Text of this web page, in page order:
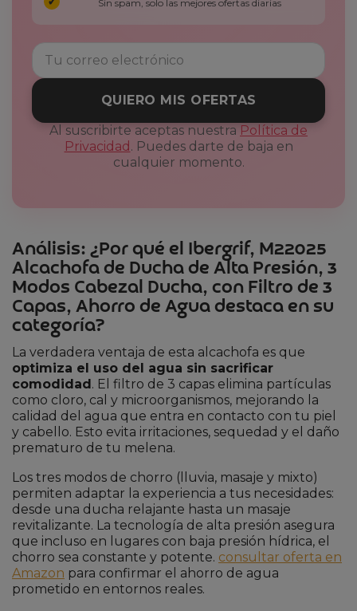
Sin spam, solo las mejores ofertas diarias
QUIERO MIS OFERTAS
Al suscribirte aceptas nuestra Política de
Privacidad . Puedes darte de baja en
cualquier momento.
Análisis: ¿Por qué el Ibergrif, M22025
Alcachofa de Ducha de Alta Presión, 3
Modos Cabezal Ducha, con Filtro de 3
Capas, Ahorro de Agua destaca en su
categoría?
La verdadera ventaja de esta alcachofa es que
optimiza el uso del agua sin sacrificar
comodidad. El filtro de 3 capas elimina partículas
como cloro, cal y microorganismos, mejorando la
calidad del agua que entra en contacto con tu piel
y cabello. Esto evita irritaciones, sequedad y el daño
prematuro de tu melena.
Los tres modos de chorro (lluvia, masaje y mixto)
permiten adaptar la experiencia a tus necesidades:
desde una ducha relajante hasta un masaje
revitalizante. La tecnología de alta presión asegura
que incluso en lugares con baja presión hídrica, el
chorro sea constante y potente. consultar oferta en
Amazon para confirmar el ahorro de agua
prometido en entornos reales.